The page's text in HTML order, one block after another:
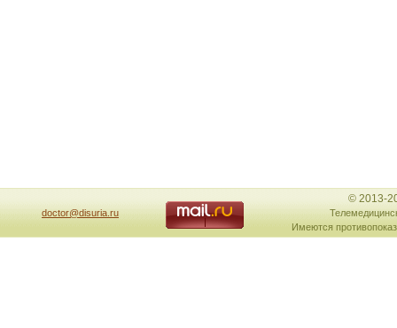
doctor@disuria.ru
© 2013-
Имеются